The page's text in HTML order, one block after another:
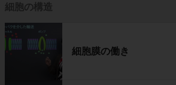
細胞の構造
細胞膜の働き